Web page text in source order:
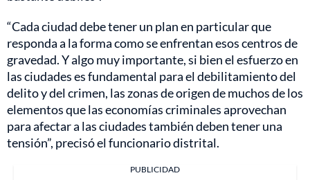
“Cada ciudad debe tener un plan en particular que
responda a la forma como se enfrentan esos centros de
gravedad. Y algo muy importante, si bien el esfuerzo en
las ciudades es fundamental para el debilitamiento del
delito y del crimen, las zonas de origen de muchos de los
elementos que las economías criminales aprovechan
para afectar a las ciudades también deben tener una
tensión”, precisó el funcionario distrital.
PUBLICIDAD